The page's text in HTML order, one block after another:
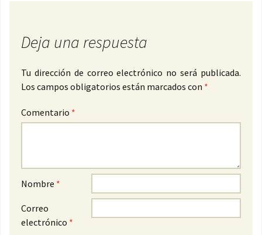
Deja una respuesta
Tu dirección de correo electrónico no será publicada.
Los campos obligatorios están marcados con *
Comentario *
Nombre *
Correo
electrónico *